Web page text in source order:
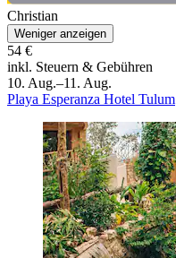
Christian
Weniger anzeigen
54 €
inkl. Steuern & Gebühren
10. Aug.–11. Aug.
Playa Esperanza Hotel Tulum